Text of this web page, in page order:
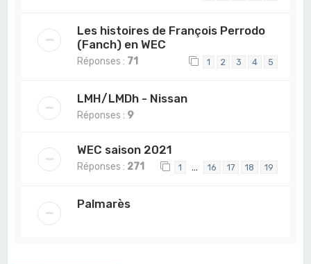
Les histoires de François Perrodo
(Fanch) en WEC
Réponses : 71 1 2 3 4 5
LMH/LMDh - Nissan
Réponses : 9
WEC saison 2021
Réponses : 271 1 … 16 17 18 19
Palmarès